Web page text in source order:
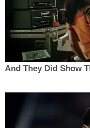
And They Did Show